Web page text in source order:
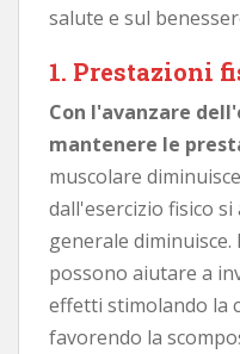
salute e sul
1. Prestazioni
Con l'avanzare
mantenere le
muscolare
dall'esercizio fisico
generale
possono aiutare a
effetti stimolando la
favorendo la